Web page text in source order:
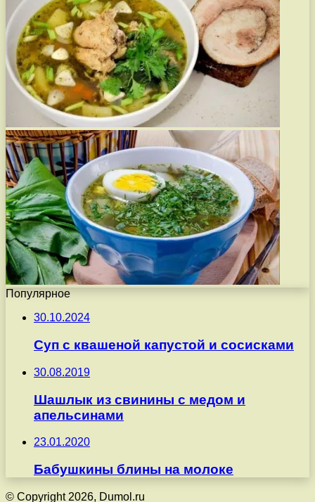
Популярное
30.10.2024
Суп с квашеной капустой и сосисками
30.08.2019
Шашлык из свинины с медом и
апельсинами
23.01.2020
Бабушкины блины на молоке
© Copyright 2026, Dumol.ru